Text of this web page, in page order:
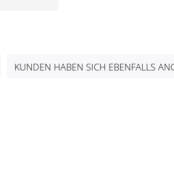
KUNDEN HABEN SICH EBENFALLS